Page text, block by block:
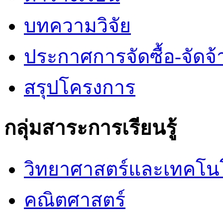
บทความวิจัย
ประกาศการจัดซื้อ-จัดจ้
สรุปโครงการ
กลุ่มสาระการเรียนรู้
วิทยาศาสตร์และเทคโ
คณิตศาสตร์